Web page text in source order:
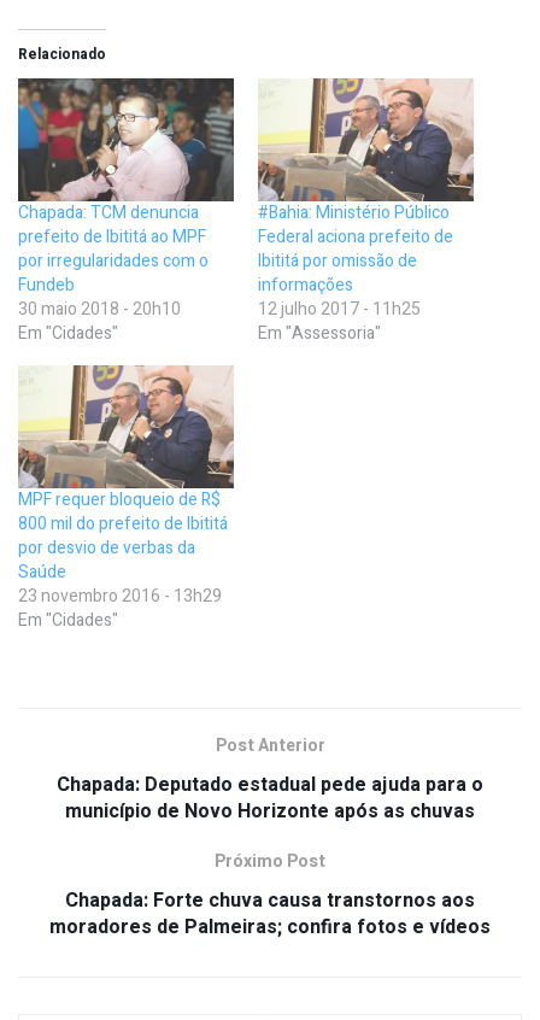
Relacionado
Chapada: TCM denuncia
prefeito de Ibititá ao MPF
por irregularidades com o
Fundeb
30 maio 2018 - 20h10
Em "Cidades"
#Bahia: Ministério Público
Federal aciona prefeito de
Ibititá por omissão de
informações
12 julho 2017 - 11h25
Em "Assessoria"
MPF requer bloqueio de R$
800 mil do prefeito de Ibititá
por desvio de verbas da
Saúde
23 novembro 2016 - 13h29
Em "Cidades"
Post Anterior
Chapada: Deputado estadual pede ajuda para o
município de Novo Horizonte após as chuvas
Próximo Post
Chapada: Forte chuva causa transtornos aos
moradores de Palmeiras; confira fotos e vídeos